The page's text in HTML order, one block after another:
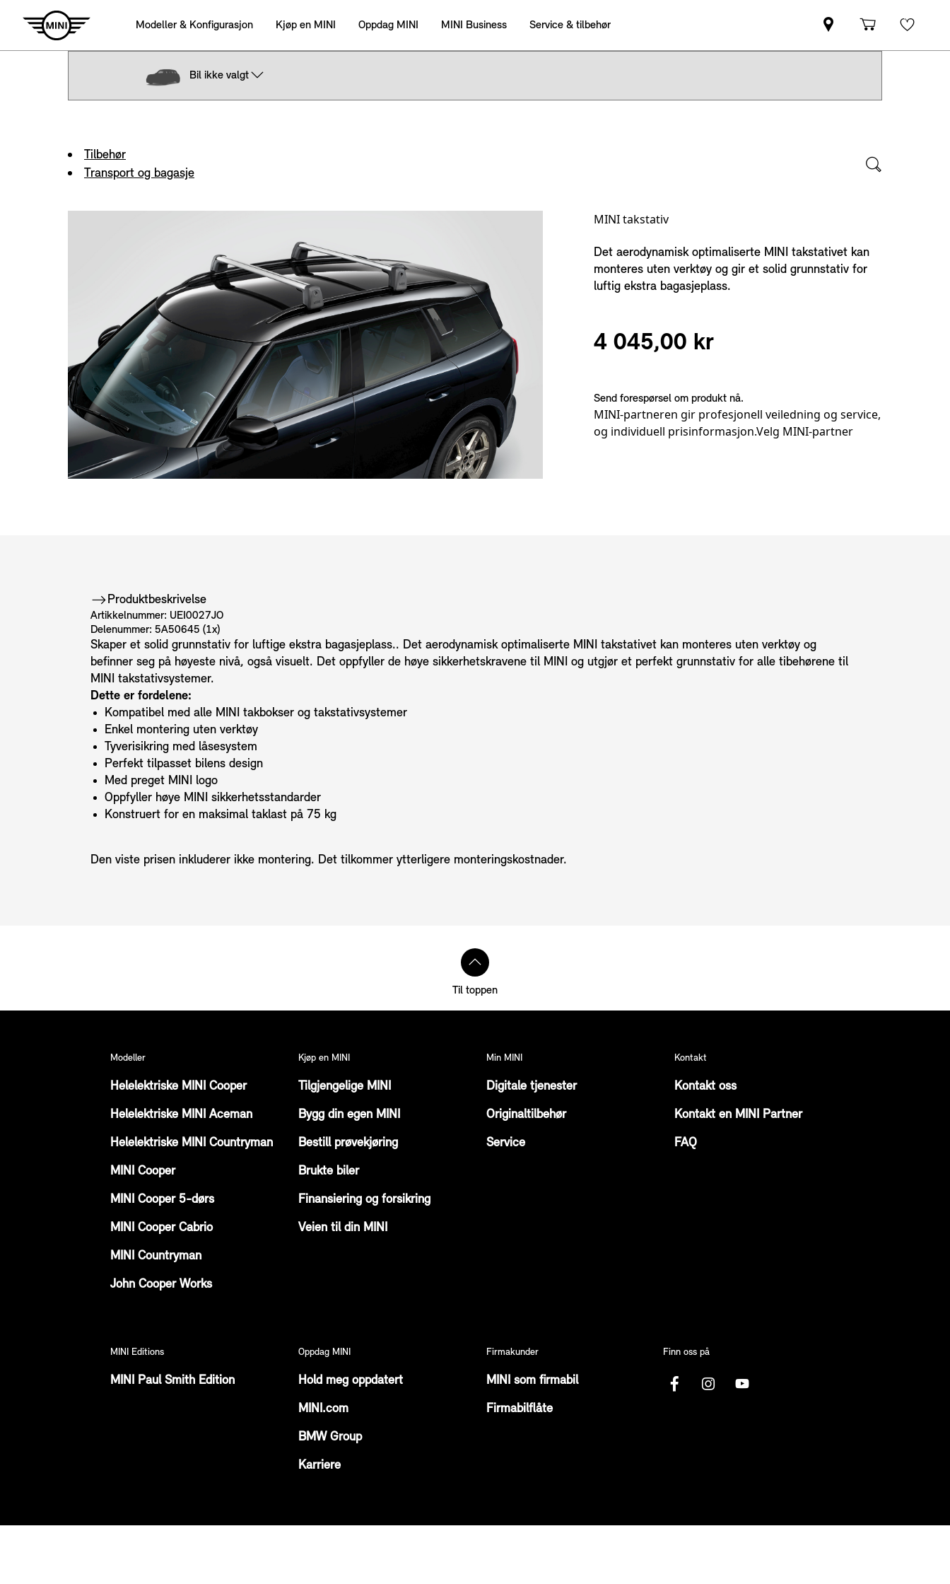
Bil ikke valgt
Tilbehør
Transport og bagasje
MINI takstativ
Det aerodynamisk optimaliserte MINI takstativet kan
monteres uten verktøy og gir et solid grunnstativ for
luftig ekstra bagasjeplass.
4 045,00 kr
Send forespørsel om produkt nå.
MINI-partneren gir profesjonell veiledning og service,
og individuell prisinformasjon.Velg MINI-partner
Produktbeskrivelse
Artikkelnummer: UEI0027JO
Delenummer: 5A50645 (1x)
Skaper et solid grunnstativ for luftige ekstra bagasjeplass.. Det aerodynamisk optimaliserte MINI takstativet kan monteres uten verktøy og
befinner seg på høyeste nivå, også visuelt. Det oppfyller de høye sikkerhetskravene til MINI og utgjør et perfekt grunnstativ for alle tibehørene til
MINI takstativsystemer.
Dette er fordelene:
Kompatibel med alle MINI takbokser og takstativsystemer
Enkel montering uten verktøy
Tyverisikring med låsesystem
Perfekt tilpasset bilens design
Med preget MINI logo
Oppfyller høye MINI sikkerhetsstandarder
Konstruert for en maksimal taklast på 75 kg
Den viste prisen inkluderer ikke montering. Det tilkommer ytterligere monteringskostnader.